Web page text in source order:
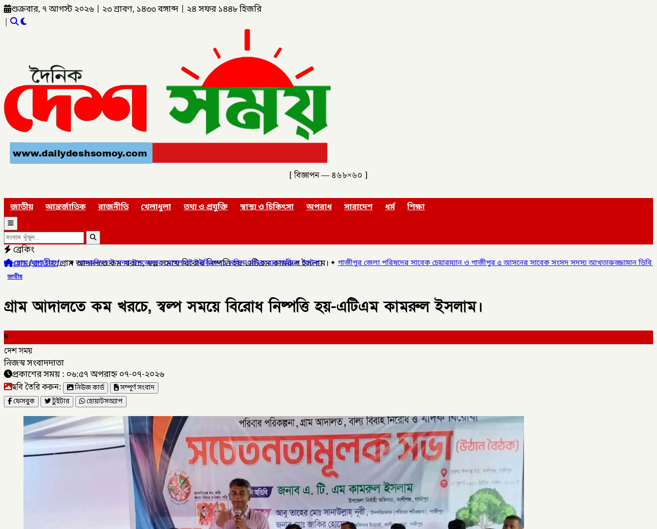
শুক্রবার, ৭ আগস্ট ২০২৬ ২৩ শ্রাবণ, ১৪৩৩ বঙ্গাব্দ ২৪ সফর ১৪৪৮ হিজরি
|
[ বিজ্ঞাপন — ৪৬৮×৬০ ]
জাতীয় আন্তর্জাতিক রাজনীতি খেলাধুলা তথ্য ও প্রযুক্তি স্বাস্থ্য ও চিকিৎসা অপরাধ সারাদেশ ধর্ম শিক্ষা
ব্রেকিং
সদর উপজেলার মোগলহাট ইউনিয়নে ১ মহিলা মাদক ব্যবসায়ীকে আটক।✦গাজীপুর জেলা পরিষদের সাবেক চেয়ারম্যান ও গাজীপুর ৫ আসনের সাবেক সংসদ সদস্য আখতারুজ্জামান ডিবি পুলিশ এর হাতে আটক,✦
হোম/জাতীয়/গ্রাম আদালতে কম খরচে, স্বল্প সময়ে বিরোধ নিষ্পত্তি হয়-এটিএম কামরুল ইসলাম।
জাতীয়
গ্রাম আদালতে কম খরচে, স্বল্প সময়ে বিরোধ নিষ্পত্তি হয়-এটিএম কামরুল ইসলাম।
দ
দেশ সময়
নিজস্ব সংবাদদাতা
প্রকাশের সময় : ০৬:৫৭ অপরাহ্ন ০৭-০৭-২০২৬
ছবি তৈরি করুন: নিউজ কার্ড
সম্পূর্ণ সংবাদ
ফেসবুক
টুইটার হোয়াটসঅ্যাপ